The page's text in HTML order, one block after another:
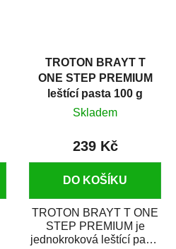
TROTON BRAYT T
ONE STEP PREMIUM
leštící pasta 100 g
Skladem
239 Kč
DO KOŠÍKU
TROTON BRAYT T ONE
STEP PREMIUM je
jednokroková leštící pasta